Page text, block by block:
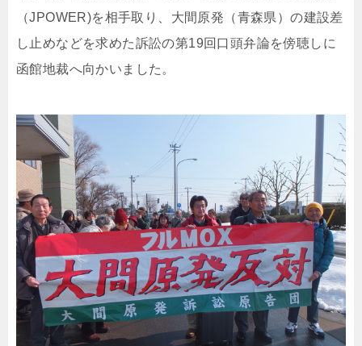
（JPOWER)を相手取り、大間原発（青森県）の建設差
し止めなどを求めた訴訟の第19回口頭弁論を傍聴しに
函館地裁へ向かいました。